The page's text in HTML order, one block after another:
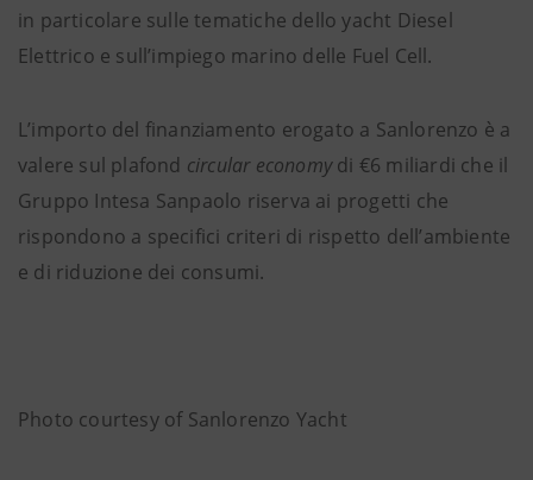
in particolare sulle tematiche dello yacht Diesel
Elettrico e sull’impiego marino delle Fuel Cell.
L’importo del finanziamento erogato a Sanlorenzo è a
valere sul plafond circular economydi €6 miliardi che il
Gruppo Intesa Sanpaolo riserva ai progetti che
rispondono a specifici criteri di rispetto dell’ambiente
e di riduzione dei consumi.
Photo courtesy of Sanlorenzo Yacht